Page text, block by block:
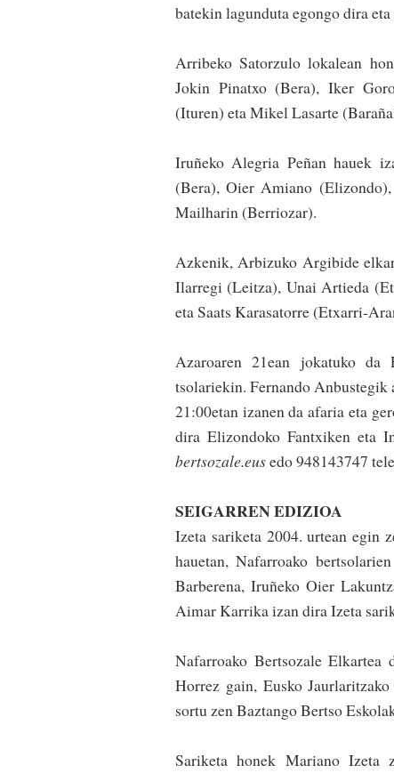
batekin lagunduta egongo dira
Arribeko Satorzulo lokalean
Jokin Pinatxo (Bera), Iker
(Ituren) eta Mikel Lasarte
Iruñeko Alegria Peñan hauek
(Bera), Oier Amiano
Mailharin (Berriozar).
Azkenik, Arbizuko Argibide
Ilarregi (Lei­tza), Unai Artieda
eta Saats Karasatorre (Etxa­rri-
Azaroaren 21ean jokatuko
tsolariekin. Fernando Anbustegik
21:00etan izanen da afaria eta
dira Elizondoko Fantxi­ken eta
bertsozale.eusedo 948143747
SEIGARREN EDIZIOA
Izeta sariketa 2004. urtean egin
hauetan, Nafarroako
Barberena, Iruñeko Oier
Aimar Karrika izan dira Izeta
Nafarroako Bertsozale Elkartea
Horrez gain, Eusko
sortu zen Baztango Bertso
Sariketa honek Mariano Izeta